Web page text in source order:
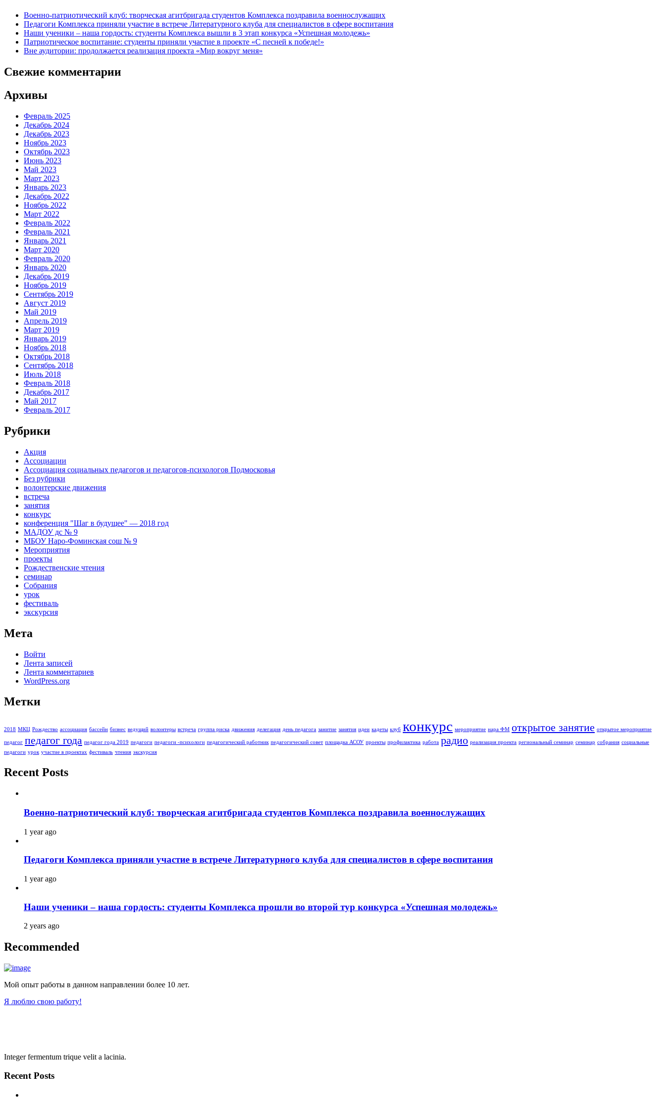
Военно-патриотический клуб: творческая агитбригада студентов Комплекса поздравила военнослужащих
Педагоги Комплекса приняли участие в встрече Литературного клуба для специалистов в сфере воспитания
Наши ученики – наша гордость: студенты Комплекса вышли в 3 этап конкурса «Успешная молодежь»
Патриотическое воспитание: студенты приняли участие в проекте «С песней к победе!»
Вне аудитории: продолжается реализация проекта «Мир вокруг меня»
Свежие комментарии
Архивы
Февраль 2025
Декабрь 2024
Декабрь 2023
Ноябрь 2023
Октябрь 2023
Июнь 2023
Май 2023
Март 2023
Январь 2023
Декабрь 2022
Ноябрь 2022
Март 2022
Февраль 2022
Февраль 2021
Январь 2021
Март 2020
Февраль 2020
Январь 2020
Декабрь 2019
Ноябрь 2019
Сентябрь 2019
Август 2019
Май 2019
Апрель 2019
Март 2019
Январь 2019
Ноябрь 2018
Октябрь 2018
Сентябрь 2018
Июль 2018
Февраль 2018
Декабрь 2017
Май 2017
Февраль 2017
Рубрики
Акция
Ассоциации
Ассоциация социальных педагогов и педагогов-психологов Подмосковья
Без рубрики
волонтерские движения
встреча
занятия
конкурс
конференция "Шаг в будущее" — 2018 год
МАДОУ дс № 9
МБОУ Наро-Фоминская сош № 9
Мероприятия
проекты
Рождественские чтения
семинар
Собрания
урок
фестиваль
экскурсия
Мета
Войти
Лента записей
Лента комментариев
WordPress.org
Метки
2018 МКЦ Рождество ассоциация бассейн бизнес ведущий волонтеры встреча группа риска движения делегация день педагога занитие занятия идеи кадеты клуб конкурс мероприятие нара ФМ открытое занятие открытое мероприятие
педагог педагог года педагог года 2019 педагоги педагоги -психологи педагогический работник педагогический совет площадка АСОУ проекты профилактика работа радио реализация проекта региональный семинар семинар собрания социальные
педагоги урок участие в проектах фестиваль чтения экскурсия
Recent Posts
Военно-патриотический клуб: творческая агитбригада студентов Комплекса поздравила военнослужащих
1 year ago
Педагоги Комплекса приняли участие в встрече Литературного клуба для специалистов в сфере воспитания
1 year ago
Наши ученики – наша гордость: студенты Комплекса прошли во второй тур конкурса «Успешная молодежь»
2 years ago
Recommended
Мой опыт работы в данном направлении более 10 лет.
Я люблю свою работу!
Integer fermentum trique velit a lacinia.
Recent Posts